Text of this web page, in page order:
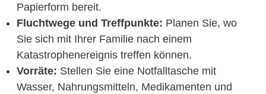
Papierform bereit.
Fluchtwege und Treffpunkte: Planen Sie, wo
Sie sich mit Ihrer Familie nach einem
Katastrophenereignis treffen können.
Vorräte: Stellen Sie eine Notfalltasche mit
Wasser, Nahrungsmitteln, Medikamenten und